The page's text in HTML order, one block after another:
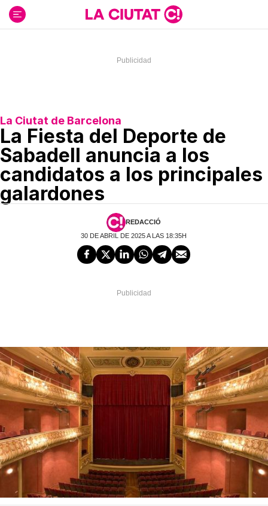
contenido
La Ciutat de Barcelona
La Fiesta del Deporte de
Sabadell anuncia a los
candidatos a los principales
galardones
REDACCIÓ
30 DE ABRIL DE 2025 A LAS 18:35H